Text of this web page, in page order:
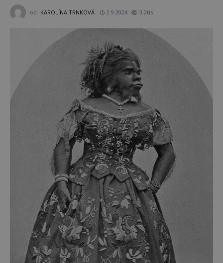
od KAROLÍNA TRNKOVÁ 2.9.2024 3.2tis